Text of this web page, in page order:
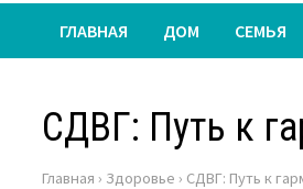
ГЛАВНАЯ ДОМ СЕМЬЯ
СДВГ: Путь к
Главная › Здоровье › СДВГ: Путь к